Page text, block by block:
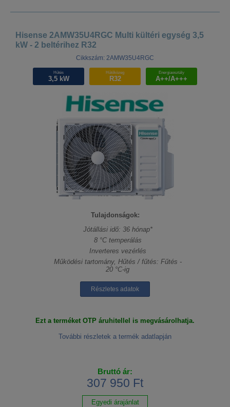
Hisense 2AMW35U4RGC Multi kültéri egység 3,5
kW - 2 beltérihez R32
Cikkszám: 2AMW35U4RGC
Hűtés
3,5 kW
Hűtőközeg
R32
Energiaosztály
A++/A+++
Tulajdonságok:
Jótállási idő: 36 hónap*
8 °C temperálás
Inverteres vezérlés
Működési tartomány, Hűtés / fűtés: Fűtés -
20 °C-ig
Részletes adatok
Ezt a terméket OTP áruhitellel is megvásárolhatja.
További részletek a termék adatlapján
Bruttó ár:
307 950 Ft
Egyedi árajánlat